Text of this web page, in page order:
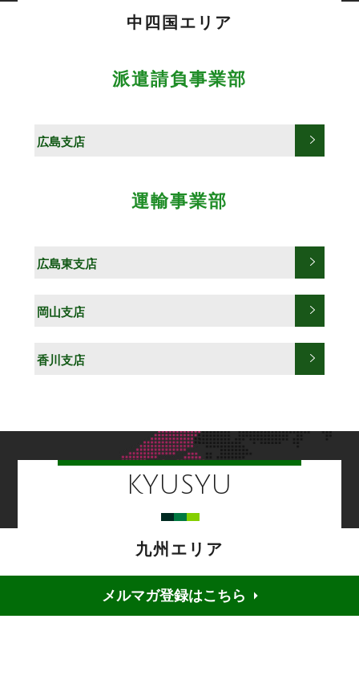
中四国エリア
派遣請負事業部
広島支店
運輸事業部
広島東支店
岡山支店
香川支店
KYUSYU
九州エリア
運輸事業部
メルマガ登録はこちら